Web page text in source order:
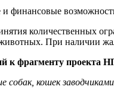
и финансовые
количественных
При наличии
к фрагменту проекта
собак, кошек